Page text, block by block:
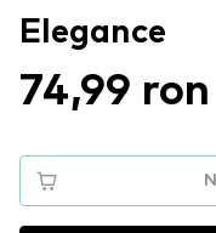
Elegance
74,99 ron